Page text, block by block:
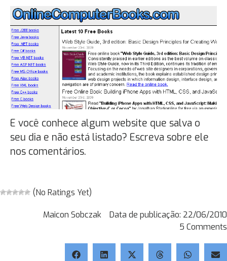
E você conhece algum website que salva o
seu dia e não está listado? Escreva sobre ele
nos comentários.
(No Ratings Yet)
Maicon Sobczak Data de publicação: 22/06/2010
5 Comments